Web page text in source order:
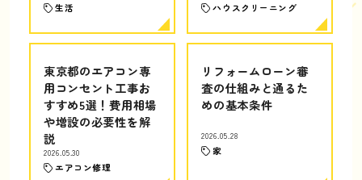
生活 ハウスクリーニング
東京都のエアコン専
用コンセント工事お
すすめ5選！費用相場
や増設の必要性を解
説
2026.05.30
エアコン修理
リフォームローン審
査の仕組みと通るた
めの基本条件
2026.05.28
家